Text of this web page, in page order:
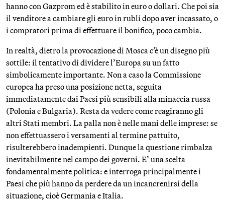
hanno con Gazprom ed è stabilito in euro o dollari. Che poi sia
il venditore a cambiare gli euro in rubli dopo aver incassato, o
i compratori prima di effettuare il bonifico, poco cambia.
In realtà, dietro la provocazione di Mosca c’è un disegno più
sottile: il tentativo di dividere l’Europa su un fatto
simbolicamente importante. Non a caso la Commissione
europea ha preso una posizione netta, seguita
immediatamente dai Paesi più sensibili alla minaccia russa
(Polonia e Bulgaria). Resta da vedere come reagiranno gli
altri Stati membri. La palla non è nelle mani delle imprese: se
non effettuassero i versamenti al termine pattuito,
risulterebbero inadempienti. Dunque la questione rimbalza
inevitabilmente nel campo dei governi. E’ una scelta
fondamentalmente politica: e interroga principalmente i
Paesi che più hanno da perdere da un incancrenirsi della
situazione, cioè Germania e Italia.